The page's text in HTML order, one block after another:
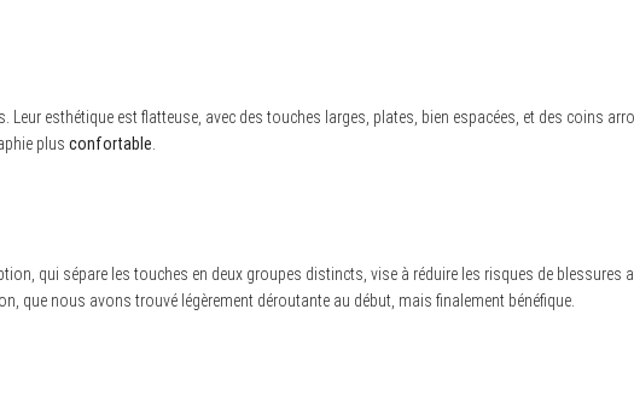
esthétique est flatteuse, avec des touches larges, plates, bien espacées, et des coins
plus confortable
qui sépare les touches en deux groupes distincts, vise à réduire les risques de
que nous avons trouvé légèrement déroutante au début, mais finalement bénéfique.